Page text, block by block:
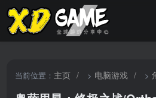
当前位置： 主页 / > 电脑游戏 / >